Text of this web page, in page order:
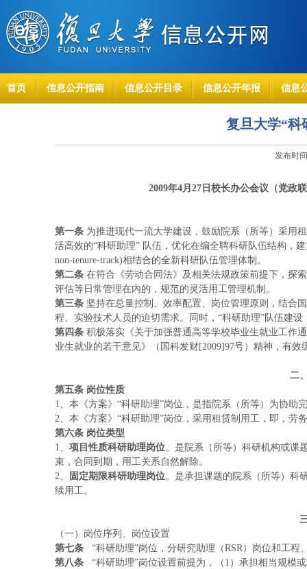
首页 信息公开指南 信息公开目录 信息公开年报 信息
复旦大学“科
发布时
2009年4月27日校长办公会议（党政
第一条 为推进现代一流大学建设，鼓励院系（所等）采用
活高效的“科研助理” 队伍，优化在编全聘科研队伍结构，
non-tenure-track)相结合的全新科研队伍管理体制。
第二条 在符合《劳动合同法》及相关法规政策前提下，探
评估等日常管理在内的，规范的灵活用工管理机制。
第三条 坚持在总量控制、效率配置、岗位管理原则，结合
程、实验技术人员的迫切需求。同时，“科研助理”队伍建
第四条 积极落实《关于加强普通高等学校毕业生就业工作
业生就业的若干意见》（国科发财[2009]97号）精神，有效
二
第五条 岗位性质
1、本《方案》“科研助理”岗位，是指院系（所等）为协助
2、本《方案》“科研助理”岗位，采用租赁制用工，即，劳
第六条 岗位类型
1、 项目性质科研助理岗位。是院系（所等）科研机构或课
束，合同到期，用工关系自然解除。
2、
固定期限科研助理岗位。是承担课题的院系（所等）科
续用工。
（一）岗位序列、岗位设置
第七条
“科研助理”岗位，分研究助理（RSR）岗位和工
第八条
“科研助理”岗位设置前提为，（1）承担相当规模